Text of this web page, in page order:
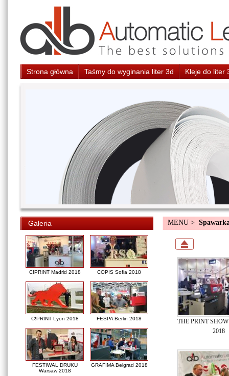
Strona główna Taśmy do wyginania liter 3d Kleje do liter
Galeria
C!PRINT Madrid 2018 COPIS Sofia 2018
C!PRINT Lyon 2018 FESPA Berlin 2018
FESTIWAL DRUKU
Warsaw 2018
GRAFIMA Belgrad 2018
MENU >
THE PRINT
2018